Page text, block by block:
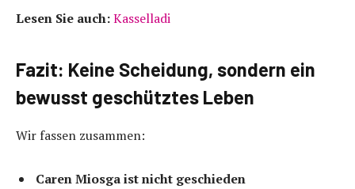
Lesen Sie auch:Kasselladi
Fazit: Keine Scheidung, sondern ein
bewusst geschütztes Leben
Wir fassen zusammen:
Caren Miosga ist nicht geschieden